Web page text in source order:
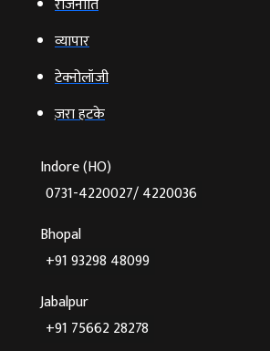
राजनीति
व्‍यापार
टेक्‍नोलॉजी
ज़रा हटके
Indore (HO)
0731-4220027/ 4220036
Bhopal
+91 93298 48099
Jabalpur
+91 75662 28278